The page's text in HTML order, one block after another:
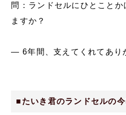
問：ランドセルにひとことか
ますか？
― 6年間、支えてくれてあり
■たいき君のランドセルの今